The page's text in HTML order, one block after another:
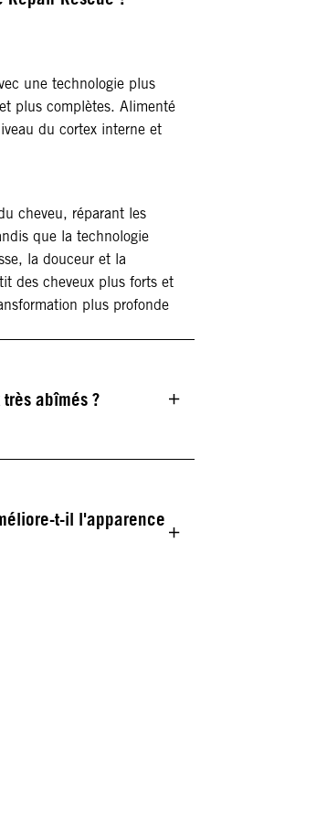
une technologie plus
plus complètes. Alimenté
du cortex interne et
cheveu, réparant les
que la technologie
la douceur et la
des cheveux plus forts et
plus profonde
abîmés ?
t-il l'apparence